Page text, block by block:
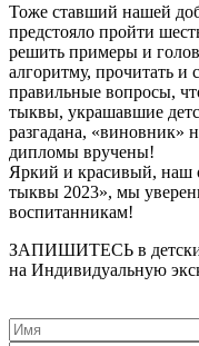
Тоже ставший нашей
предстояло пройти
решить примеры и
алгоритму, прочитать и
правильные вопросы,
тыквы, украшавшие
разгадана, «виновник»
дипломы вручены!
Яркий и красивый, наш
тыквы 2023», мы
воспитанникам!
ЗАПИШИТЕСЬ в
на Индивидуальную